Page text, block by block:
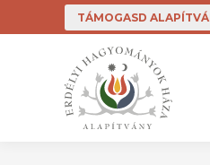
TÁMOGASD